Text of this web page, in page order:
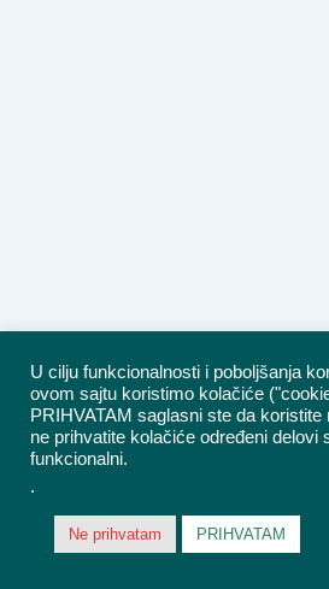
U cilju funkcionalnosti i poboljšanja
ovom sajtu koristimo kolačiće
PRIHVATAM saglasni ste da
ne prihvatite kolačiće određeni delovi
funkcionalni.
.
Ne prihvatam PRIHVATAM